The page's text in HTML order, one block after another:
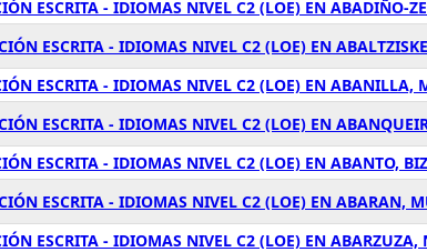
ESCRITA - IDIOMAS NIVEL C2 (LOE) EN ABADIÑO-
ESCRITA - IDIOMAS NIVEL C2 (LOE) EN
ESCRITA - IDIOMAS NIVEL C2 (LOE) EN ABANILLA,
ESCRITA - IDIOMAS NIVEL C2 (LOE) EN
ESCRITA - IDIOMAS NIVEL C2 (LOE) EN ABANTO,
ESCRITA - IDIOMAS NIVEL C2 (LOE) EN ABARAN,
ESCRITA - IDIOMAS NIVEL C2 (LOE) EN ABARZUZA,